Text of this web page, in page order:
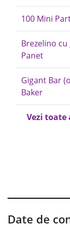
100 Mini
Brezelino
Panet
Gigant Bar
Baker
Vezi toate
Date de